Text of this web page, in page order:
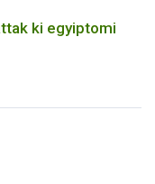
ki egyiptomi